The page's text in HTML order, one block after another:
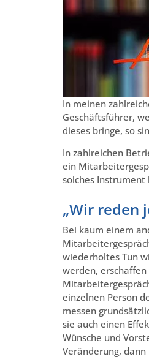
In meinen
Geschäftsführer,
dieses bringe, so
In zahlreichen
ein
solches
„Wir reden
Bei kaum einem
wiederholtes Tun
werden,
einzelnen Person
messen
sie auch einen
Wünsche und
Veränderung,